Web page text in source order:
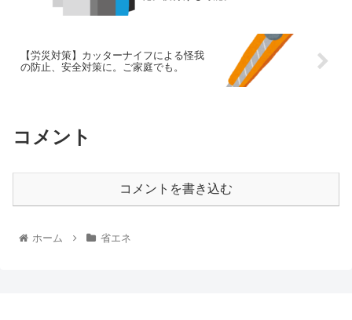
【労災対策】カッターナイフによる怪我
の防止、安全対策に。ご家庭でも。
コメント
コメントを書き込む
ホーム 省エネ